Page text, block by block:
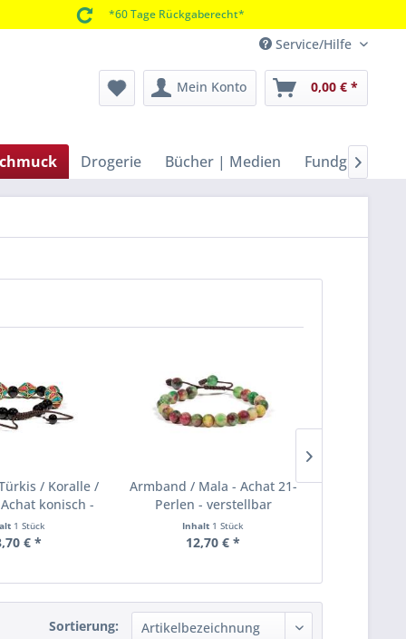
*60 Tage Rückgaberecht*
Service/Hilfe
Mein Konto 0,00 € *
Drogerie Bücher | Medien Fundgrube |

/ Koralle /
konisch -
1 Stück
€ *
Armband / Mala - Achat 21-
Perlen - verstellbar
Inhalt 1 Stück
12,70 € *
Sortierung: